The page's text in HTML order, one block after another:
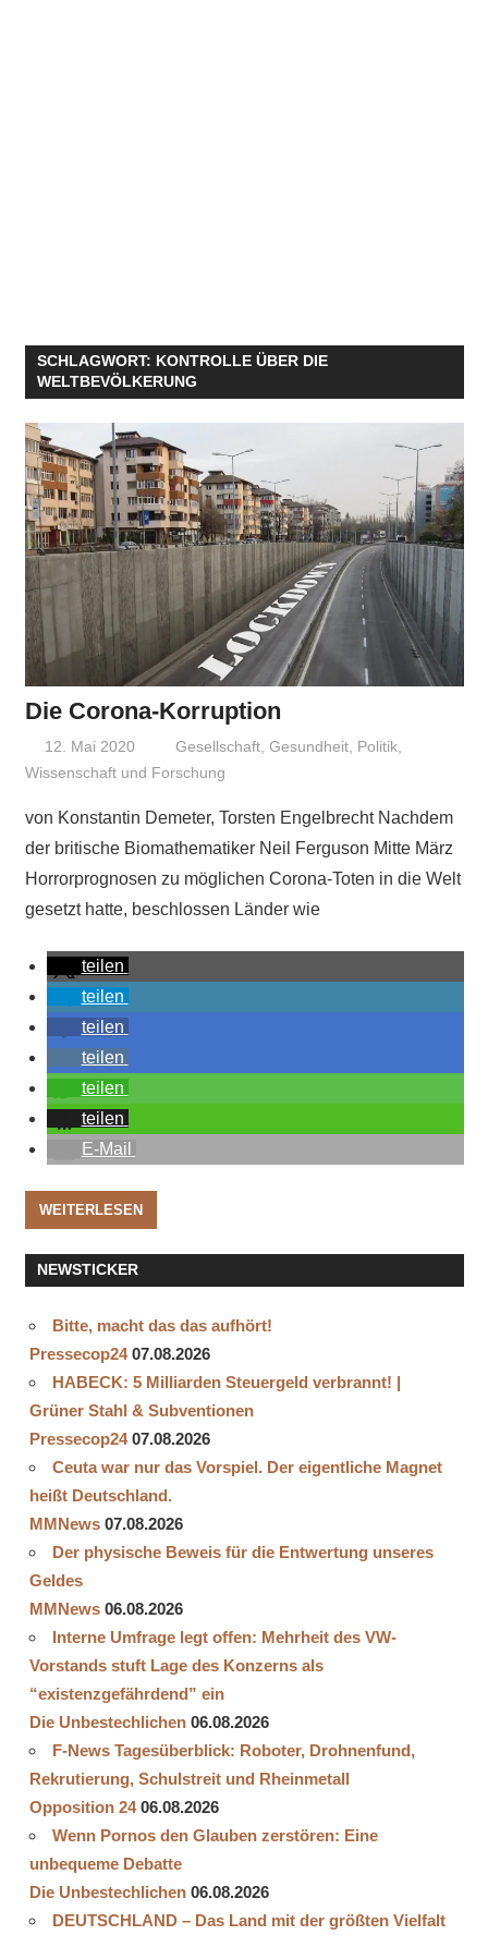
SCHLAGWORT: KONTROLLE ÜBER DIE
WELTBEVÖLKERUNG
Die Corona-Korruption
12. Mai 2020 Niki Vogt
Gesellschaft,Gesundheit, Politik,
Wissenschaft und Forschung
von Konstantin Demeter, Torsten Engelbrecht Nachdem
der britische Biomathematiker Neil Ferguson Mitte März
Horrorprognosen zu möglichen Corona-Toten in die Welt
gesetzt hatte, beschlossen Länder wie
teilen
teilen
teilen
teilen
teilen
teilen
E-Mail
WEITERLESEN
NEWSTICKER
Bitte, macht das das aufhört!
Pressecop24 07.08.2026
HABECK: 5 Milliarden Steuergeld verbrannt! |
Grüner Stahl & Subventionen
Pressecop24 07.08.2026
Ceuta war nur das Vorspiel. Der eigentliche Magnet
heißt Deutschland.
MMNews 07.08.2026
Der physische Beweis für die Entwertung unseres
Geldes
MMNews 06.08.2026
Interne Umfrage legt offen: Mehrheit des VW-
Vorstands stuft Lage des Konzerns als
“existenzgefährdend” ein
Die Unbestechlichen 06.08.2026
F-News Tagesüberblick: Roboter, Drohnenfund,
Rekrutierung, Schulstreit und Rheinmetall
Opposition 24 06.08.2026
Wenn Pornos den Glauben zerstören: Eine
unbequeme Debatte
Die Unbestechlichen 06.08.2026
DEUTSCHLAND – Das Land mit der größten Vielfalt